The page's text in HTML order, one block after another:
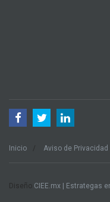
Inicio Aviso de Privacidad
Diseño CIEE.mx | Estrategas